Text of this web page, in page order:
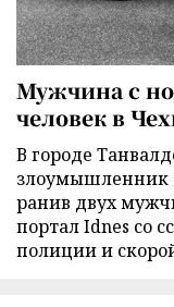
Мужчина с
человек в
В городе
злоумышленник
ранив двух
портал Idnes со
полиции и